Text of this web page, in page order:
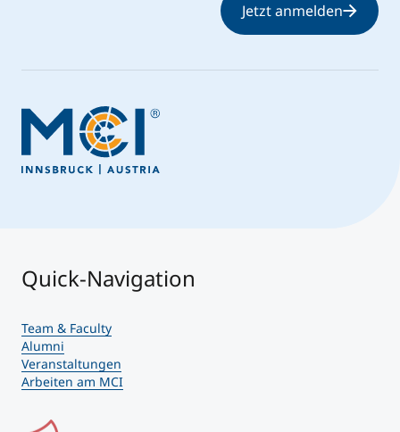
Jetzt anmelden
Quick-Navigation
Team & Faculty
Alumni
Veranstaltungen
Arbeiten am MCI